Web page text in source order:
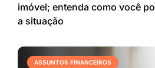
imóvel; entenda como você
a situação
ASSUNTOS FINANCEIROS